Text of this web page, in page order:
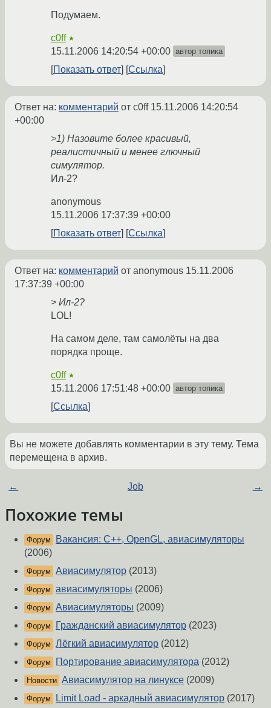
Подумаем.
c0ff ★
15.11.2006 14:20:54 +00:00 автор топика
Показать ответ Ссылка
Ответ на: комментарий от c0ff 15.11.2006 14:20:54
+00:00
>1) Назовите более красивый,
реалистичный и менее глючный
симулятор.
Ил-2?
anonymous
15.11.2006 17:37:39 +00:00
Показать ответ
Ссылка
Ответ на: комментарий от anonymous 15.11.2006
17:37:39 +00:00
> Ил-2?
LOL!
На самом деле, там самолёты на два
порядка проще.
c0ff ★
15.11.2006 17:51:48 +00:00 автор топика
Ссылка
Вы не можете добавлять комментарии в эту тему. Тема
перемещена в архив.
← Job →
Похожие темы
Форум
Вакансия: C++, OpenGL, авиасимуляторы
(2006)
Форум Авиасимулятор (2013)
Форум авиасимуляторы (2006)
Форум Авиасимуляторы (2009)
Форум Гражданский авиасимулятор (2023)
Форум Лёгкий авиасимулятор (2012)
Форум Портирование авиасимулятора (2012)
Новости Авиасимулятор на линуксе (2009)
Форум Limit Load - аркадный авиасимулятор (2017)